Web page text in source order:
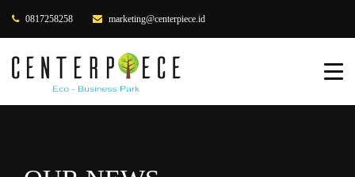
0817258258 marketing@centerpiece.id
HOME